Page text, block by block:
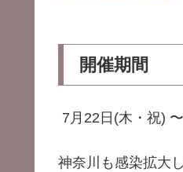
開催期間
7月22日(木・祝)
神奈川も感染拡大